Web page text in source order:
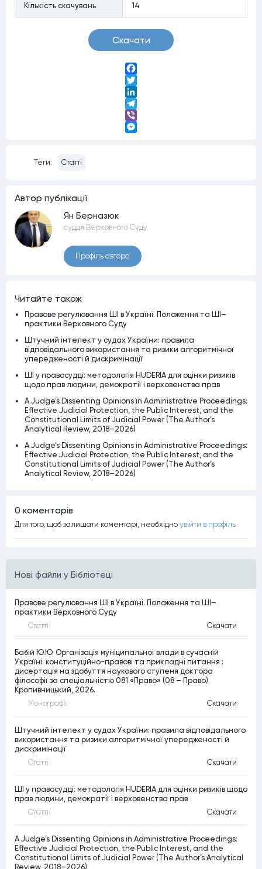
Нові файли у Бібліотеці
Правове регулювання ШІ в Україні. Положення та ШІ–
практики Верховного Суду
Статтi Скачати
Бабій Ю.Ю. Організація муніципальної влади в сучасній
Україні: конституційно-правові та прикладні питання :
дисертація на здобуття наукового ступеня доктора
філософії за спеціальністю 081 «Право» (08 – Право).
Кропивницький, 2026.
Монографiї Скачати
Штучний інтелект у судах України: правила відповідального
використання та ризики алгоритмічної упередженості й
дискримінації
Статтi Скачати
ШІ у правосудді: методологія HUDERIA для оцінки ризиків щодо
прав людини, демократії і верховенства прав
Статтi Скачати
A Judge’s Dissenting Opinions in Administrative Proceedings:
Effective Judicial Protection, the Public Interest, and the
Constitutional Limits of Judicial Power (The Author’s Analytical
Review, 2018–2026)
Кiлькiсть скачувань 14
Скачати
Facebook
Twitter
LinkedIn
Telegram
Viber
Теги: Статті
Автор публiкацiї
Ян Берназюк
суддя Верховного Суду
Профiль автора
Читайте також
Правове регулювання ШІ в Україні. Положення та ШІ–
практики Верховного Суду
Штучний інтелект у судах України: правила
відповідального використання та ризики алгоритмічної
упередженості й дискримінації
ШІ у правосудді: методологія HUDERIA для оцінки ризиків
щодо прав людини, демократії і верховенства прав
A Judge’s Dissenting Opinions in Administrative Proceedings:
Effective Judicial Protection, the Public Interest, and the
Constitutional Limits of Judicial Power (The Author’s
Analytical Review, 2018–2026)
A Judge’s Dissenting Opinions in Administrative Proceedings:
Effective Judicial Protection, the Public Interest, and the
Constitutional Limits of Judicial Power (The Author’s
Analytical Review, 2018–2026)
0 коментарiв
Для того, щоб залишати коментарi, необхiдно увiйти в профiль